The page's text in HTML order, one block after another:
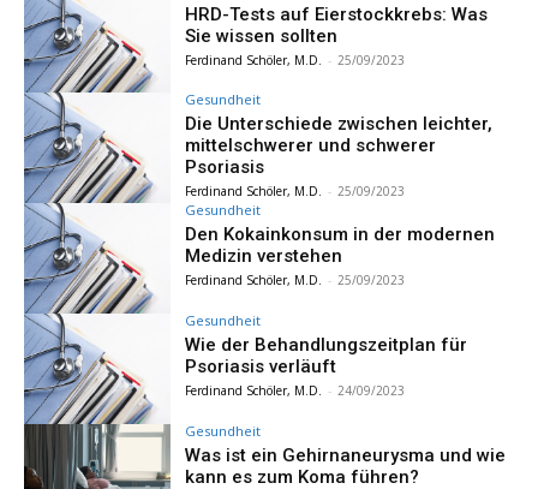
HRD-Tests auf Eierstockkrebs: Was
Sie wissen sollten
Ferdinand Schöler, M.D. - 25/09/2023
Gesundheit
Die Unterschiede zwischen leichter,
mittelschwerer und schwerer
Psoriasis
Ferdinand Schöler, M.D. - 25/09/2023
Gesundheit
Den Kokainkonsum in der modernen
Medizin verstehen
Ferdinand Schöler, M.D. - 25/09/2023
Gesundheit
Wie der Behandlungszeitplan für
Psoriasis verläuft
Ferdinand Schöler, M.D. - 24/09/2023
Gesundheit
Was ist ein Gehirnaneurysma und wie
kann es zum Koma führen?